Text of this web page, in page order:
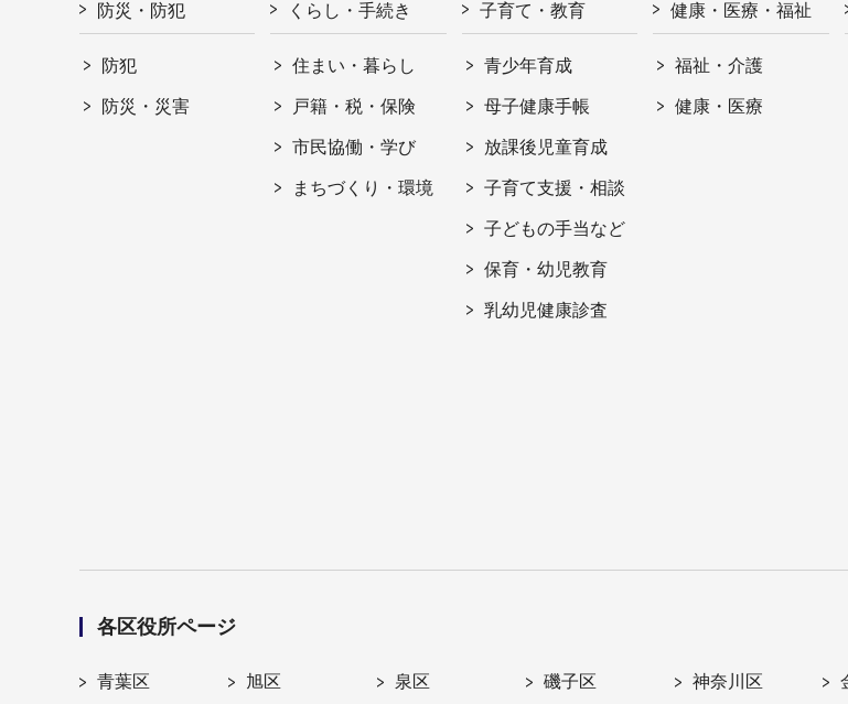
防災・防犯
防犯
防災・災害
くらし・手続き
住まい・暮らし
戸籍・税・保険
市民協働・学び
まちづくり・環境
子育て・教育
青少年育成
母子健康手帳
放課後児童育成
子育て支援・相談
子どもの手当など
保育・幼児教育
乳幼児健康診査
健康・医療・福祉
福祉・介護
健康・医療
各区役所ページ
青葉区 旭区 泉区 磯子区 神奈川区